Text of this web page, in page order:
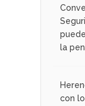
la
con